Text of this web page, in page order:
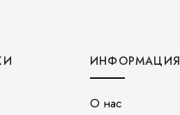
ИНФОРМАЦИЯ
О нас